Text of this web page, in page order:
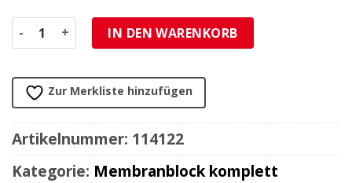
Membranblock Yamaha PW 50 1980-> Menge
IN DEN WARENKORB
Zur Merkliste hinzufügen
Artikelnummer: 114122
Kategorie: Membranblock komplett